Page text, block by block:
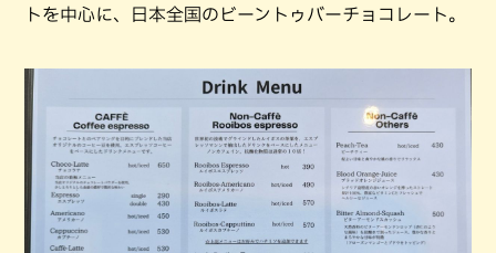
トを中心に、日本全国のビーントゥバーチョコレート。